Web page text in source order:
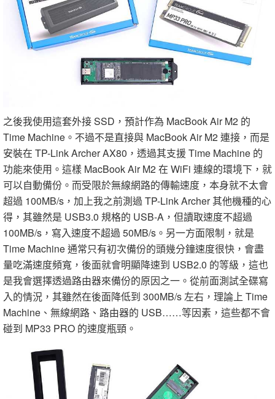
之後我使用這套外接 SSD，預計作為 MacBook Air M2 的
Time Machine。不過不是直接與 MacBook Air M2 連接，而是
安裝在 TP-Link Archer AX80，透過其支援 Time Machine 的
功能來使用。這樣 MacBook Air M2 在 WiFi 連線的環境下，就
可以自動備份。而受限於無線網路的傳輸速度，本身就不太會
超過 100MB/s，加上我之前測過 TP-Link Archer 其他機種的心
得，其雖然是 USB3.0 規格的 USB-A，但讀取速度不超過
100MB/s，寫入速度不超過 50MB/s。另一方面限制，就是
Time Machine 通常只有初次備份的頭幾分鐘速度很快，會盡
量吃滿速度頻寬，後面就會明顯降速到 USB2.0 的等級，這也
是我會選擇透過路由器來備份的原因之一。從前面測試全碟寫
入的情況，其雖然在後面降低到 300MB/s 左右，理論上 Time
Machine、無線網路、路由器的 USB……等因素，這些都不會
碰到 MP33 PRO 的速度瓶頸。